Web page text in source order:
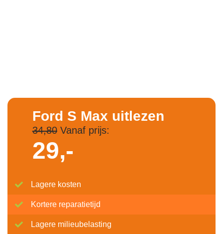
Ford S Max uitlezen
34,80Vanaf prijs:
29,-
Lagere kosten
Kortere reparatietijd
Lagere milieubelasting